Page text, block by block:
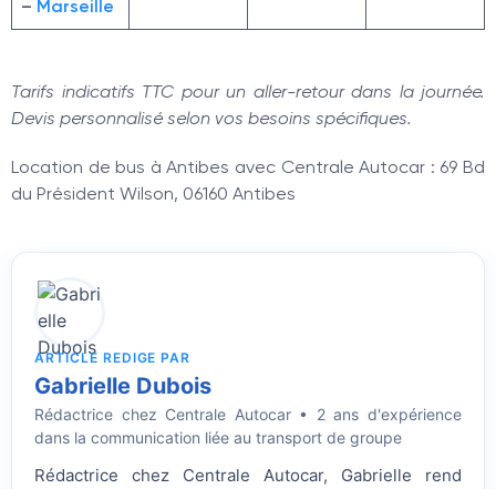
– Marseille
Tarifs indicatifs TTC pour un aller-retour dans la journée.
Devis personnalisé selon vos besoins spécifiques.
Location de bus à Antibes avec Centrale Autocar : 69 Bd
du Président Wilson, 06160 Antibes
ARTICLE REDIGE PAR
Gabrielle Dubois
Rédactrice chez Centrale Autocar • 2 ans d'expérience
dans la communication liée au transport de groupe
Rédactrice chez Centrale Autocar, Gabrielle rend